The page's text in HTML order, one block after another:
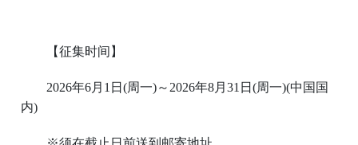
【征集时间】
2026年6月1日(周一)～2026年8月31日(周一)(中国国
内)